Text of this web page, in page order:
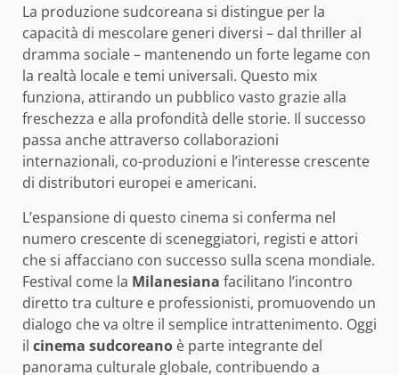
La produzione sudcoreana si distingue per la
capacità di mescolare generi diversi – dal thriller al
dramma sociale – mantenendo un forte legame con
la realtà locale e temi universali. Questo mix
funziona, attirando un pubblico vasto grazie alla
freschezza e alla profondità delle storie. Il successo
passa anche attraverso collaborazioni
internazionali, co-produzioni e l’interesse crescente
di distributori europei e americani.
L’espansione di questo cinema si conferma nel
numero crescente di sceneggiatori, registi e attori
che si affacciano con successo sulla scena mondiale.
Festival come la Milanesiana facilitano l’incontro
diretto tra culture e professionisti, promuovendo un
dialogo che va oltre il semplice intrattenimento. Oggi
il cinema sudcoreano è parte integrante del
panorama culturale globale, contribuendo a